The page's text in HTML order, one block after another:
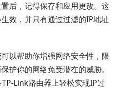
后，记得保存和应用更改。这
效，并只有通过过滤的IP地址
以帮助你增强网络安全性，限
护你的网络免受潜在的威胁。
Link路由器上轻松实现IP过